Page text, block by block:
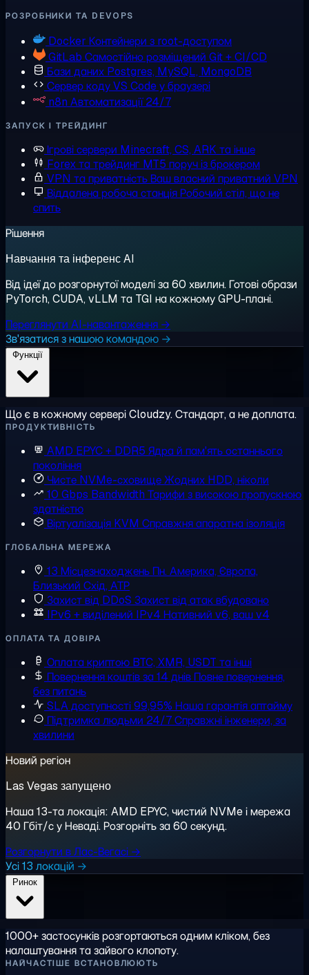
РОЗРОБНИКИ ТА DEVOPS
Docker Контейнери з root-доступом
GitLab Самостійно розміщений Git + CI/CD
Бази даних Postgres, MySQL, MongoDB
Сервер кодуVS Code у браузері
n8n Автоматизації 24/7
ЗАПУСК І ТРЕЙДИНГ
Ігрові сервери Minecraft, CS, ARK та інше
Forex та трейдинг MT5 поруч із брокером
VPN та приватністьВаш власний приватний VPN
Віддалена робоча станціяРобочий стіл, що не
спить
Рішення
Навчання та інференс AI
Від ідеї до розгорнутої моделі за 60 хвилин. Готові образи
PyTorch, CUDA, vLLM та TGI на кожному GPU-плані.
Переглянути AI-навантаження →
Зв'язатися з нашою командою →
Що є в кожному сервері Cloudzy. Стандарт, а не доплата.
ПРОДУКТИВНІСТЬ
AMD EPYC + DDR5 Ядра й пам'ять останнього
покоління
Чисте NVMe-сховищеЖодних HDD, ніколи
10 Gbps Bandwidth Тарифи з високою пропускною
здатністю
Віртуалізація KVM Справжня апаратна ізоляція
ГЛОБАЛЬНА МЕРЕЖА
13 Місцезнаходжень Пн. Америка, Європа,
Близький Схід, АТР
Захист від DDoS Захист від атак вбудовано
IPv6 + виділений IPv4 Нативний v6, ваш v4
ОПЛАТА ТА ДОВІРА
Оплата криптою BTC, XMR, USDT та інші
Повернення коштів за 14 днів Повне повернення,
без питань
SLA доступності 99,95% Наша гарантія аптайму
Підтримка людьми 24/7Справжні інженери, за
хвилини
Новий регіон
Las Vegas запущено
Наша 13-та локація: AMD EPYC, чистий NVMe і мережа
40 Гбіт/с у Неваді. Розгорніть за 60 секунд.
Розгорнути в Лас-Вегасі →
Усі 13 локацій →
1000+ застосунків розгортаються одним кліком, без
налаштування та зайвого клопоту.
НАЙЧАСТІШЕ ВСТАНОВЛЮЮТЬ